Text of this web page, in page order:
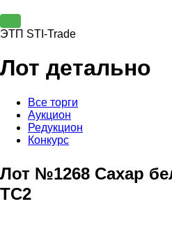
ЭТП STI-Trade
Лот детально
Все торги
Аукцион
Редукцион
Конкурс
Лот №1268 Сахар
ТС2